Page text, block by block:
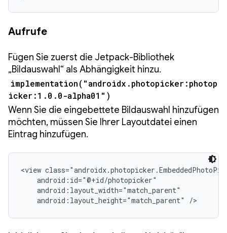
Aufrufe
Fügen Sie zuerst die Jetpack-Bibliothek
„Bildauswahl“ als Abhängigkeit hinzu.
implementation("androidx.photopicker:photop
icker:1.0.0-alpha01")
Wenn Sie die eingebettete Bildauswahl hinzufügen
möchten, müssen Sie Ihrer Layoutdatei einen
Eintrag hinzufügen.
<view
    android:id="@+id/photopicker"
    android:layout_width="match_parent"
    android:layout_height="match_parent" />